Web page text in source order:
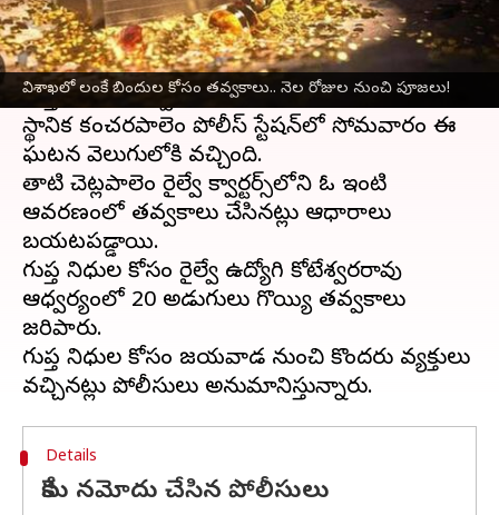
విశాఖలో లంకే బిందుల కోసం తవ్వకాలు.. నెల రోజుల నుంచి పూజలు!
ఈ వార్తాకథనం ఏంటి
విశాఖపట్టణం(Visakhapatnam)లో లంకే బిందులు,
గుప్త నిధుల తవ్వకాలు కలకలం రేపాయి.
స్థానిక కంచరపాలెం పోలీస్ స్టేషన్‌లో సోమవారం ఈ
ఘటన వెలుగులోకి వచ్చింది.
తాటి చెట్లపాలెం రైల్వే క్వార్టర్స్‌లోని ఓ ఇంటి
ఆవరణంలో తవ్వకాలు చేసినట్లు ఆధారాలు
బయటపడ్డాయి.
గుప్త నిధుల కోసం రైల్వే ఉద్యోగి కోటేశ్వరరావు
ఆధ్వర్యంలో 20 అడుగులు గొయ్యి తవ్వకాలు
జరిపారు.
గుప్త నిధుల కోసం విజయవాడ నుంచి కొందరు వ్యక్తులు
Details
కేసు నమోదు చేసిన పోలీసులు